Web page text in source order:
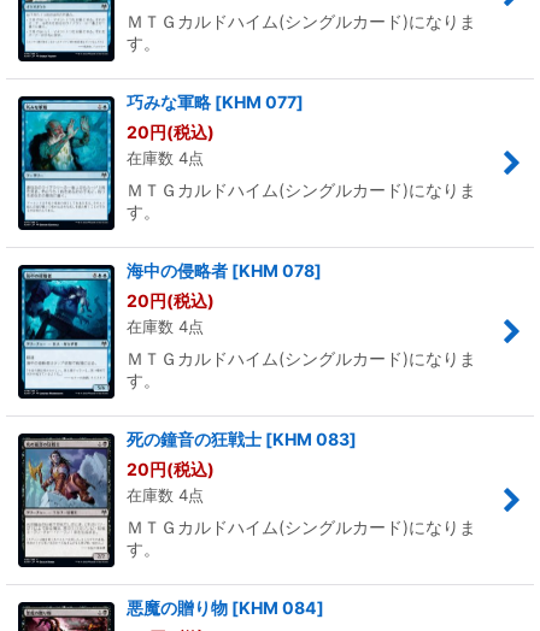
ＭＴＧカルドハイム(シングルカード)になりま
す。
巧みな軍略 [KHM 077]
20円(税込)
在庫数 4点
ＭＴＧカルドハイム(シングルカード)になりま
す。
海中の侵略者 [KHM 078]
20円(税込)
在庫数 4点
ＭＴＧカルドハイム(シングルカード)になりま
す。
死の鐘音の狂戦士 [KHM 083]
20円(税込)
在庫数 4点
ＭＴＧカルドハイム(シングルカード)になりま
す。
悪魔の贈り物 [KHM 084]